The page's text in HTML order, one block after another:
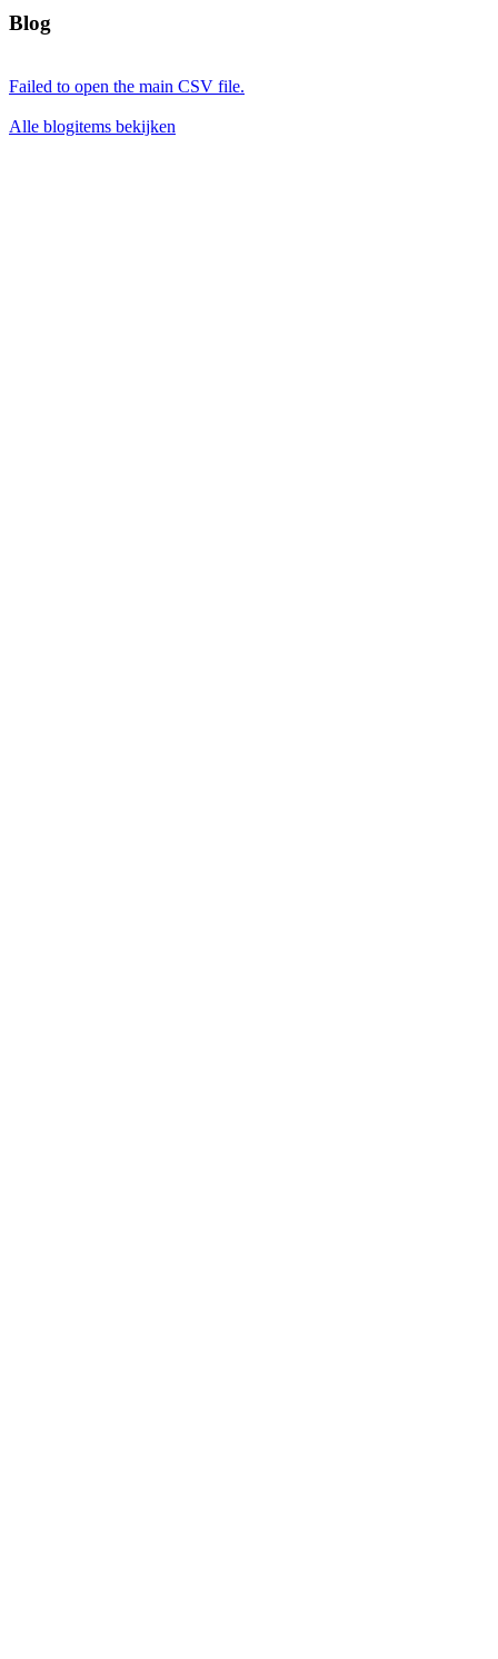
Blog
Failed to open the main CSV file.
Alle blogitems bekijken